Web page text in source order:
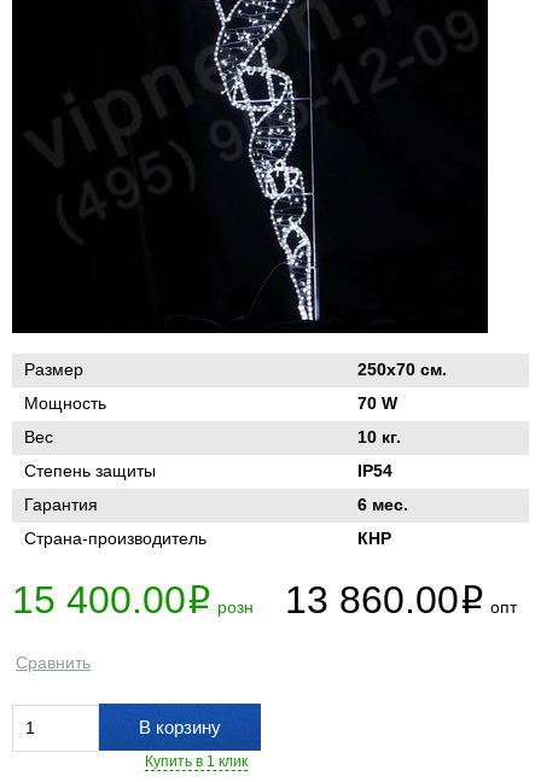
Размер
250х70 см.
Мощность
70 W
Вес
10 кг.
Степень защиты
IP54
Гарантия
6 мес.
Страна-производитель
КНР
15 400.00i розн 13 860.00i опт
Сравнить
В корзину
Купить в 1 клик